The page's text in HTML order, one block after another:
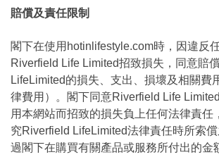
賠償及責任限制
閣下在使用hotinlifestyle.com時，因違反
Riverfield Life Limited招致損失，同意賠
LifeLimited的損失、支出、損壞及相關費
律費用）。閣下同意Riverfield Life
用本網站而招致的損失負上任何法律責任
究Riverfield LifeLimited法律責任時所索
過閣下在購買有關產品或服務所付出的金